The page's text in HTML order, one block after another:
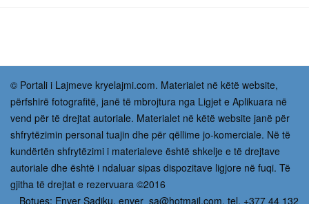
© Portali i Lajmeve kryelajmi.com. Materialet në këtë website,
përfshirë fotografitë, janë të mbrojtura nga Ligjet e Aplikuara në
vend për të drejtat autoriale. Materialet në këtë website janë për
shfrytëzimin personal tuajin dhe për qëllime jo-komerciale. Në të
kundërtën shfrytëzimi i materialeve është shkelje e të drejtave
autoriale dhe është i ndaluar sipas dispozitave ligjore në fuqi. Të
gjitha të drejtat e rezervuara ©2016
Botues: Enver Sadiku, enver_sa@hotmail.com, tel. +377 44 132